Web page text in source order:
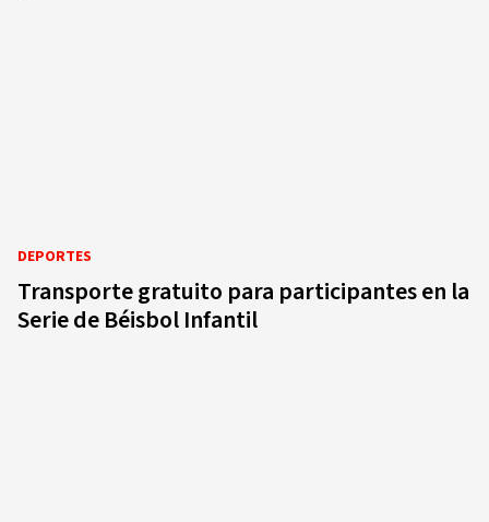
DEPORTES
Transporte gratuito para participantes en la
Serie de Béisbol Infantil